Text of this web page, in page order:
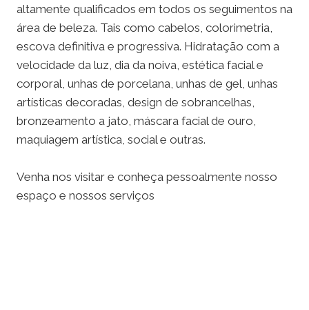
altamente qualificados em todos os seguimentos na
área de beleza. Tais como cabelos, colorimetria,
escova definitiva e progressiva. Hidratação com a
velocidade da luz, dia da noiva, estética facial e
corporal, unhas de porcelana, unhas de gel, unhas
artísticas decoradas, design de sobrancelhas,
bronzeamento a jato, máscara facial de ouro,
maquiagem artística, social e outras.
Venha nos visitar e conheça pessoalmente nosso
espaço e nossos serviços